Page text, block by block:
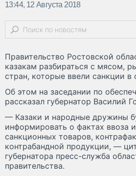
13:44, 12 Августа 2018
Правительство Ростовской
казакам разбираться с мясом,
стран, которые ввели санкции
Об этом на заседании по
рассказал губернатор Василий
— Казаки и народные дружины
информировать о фактах ввоза
санкционных товаров,
контрабандной продукции, —
губернатора пресс-служба
правительства.